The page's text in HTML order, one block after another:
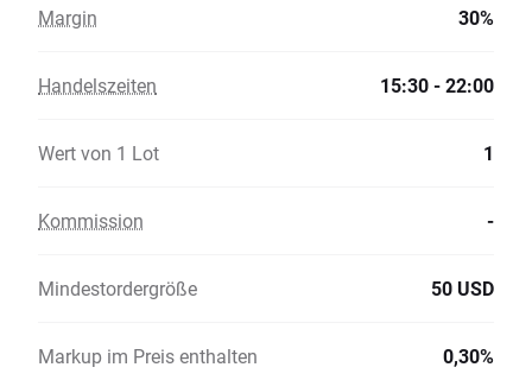
Margin 30%
Handelszeiten 15:30 - 22:00
Wert von 1 Lot 1
Kommission -
Mindestordergröße 50 USD
Markup im Preis enthalten 0,30%